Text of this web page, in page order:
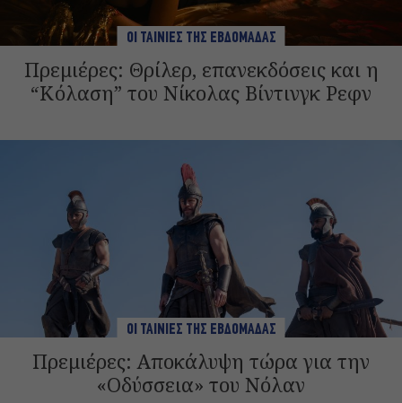
ΟΙ ΤΑΙΝΙΕΣ ΤΗΣ ΕΒΔΟΜΑΔΑΣ
Πρεμιέρες: Θρίλερ, επανεκδόσεις και η
“Κόλαση” του Νίκολας Βίντινγκ Ρεφν
ΟΙ ΤΑΙΝΙΕΣ ΤΗΣ ΕΒΔΟΜΑΔΑΣ
Πρεμιέρες: Αποκάλυψη τώρα για την
«Οδύσσεια» του Νόλαν